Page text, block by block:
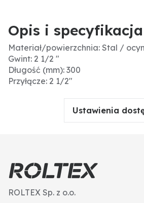
Opis i specyfikacja
Materiał/powierzchnia: Stal /
Gwint: 2 1/2 "
Długość (mm): 300
Przyłącze: 2 1/2"
Ustawienia
ROLTEX Sp. z o.o.